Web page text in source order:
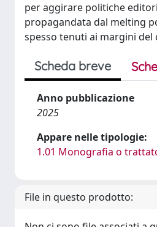
per aggirare politiche
propagandata dal melting
spesso tenuti ai margini
Scheda breve
Anno pubblicazione
2025
Appare nelle tipologie:
1.01 Monografia o
File in questo prodotto: